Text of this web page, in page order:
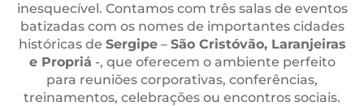
inesquecível. Contamos com três salas de eventos
batizadas com os nomes de importantes cidades
históricas de Sergipe– São Cristóvão, Laranjeiras
e Propriá -, que oferecem o ambiente perfeito
para reuniões corporativas, conferências,
treinamentos, celebrações ou encontros sociais.